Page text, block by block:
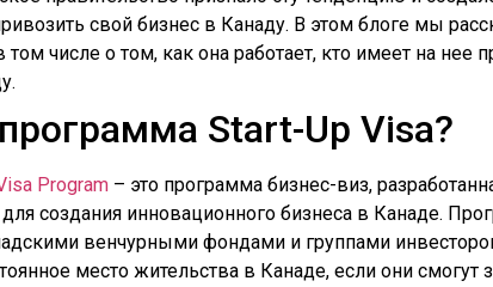
свой бизнес в Канаду. В этом блоге мы
том числе о том, как она работает, кто имеет на
Start-Up Visa?
Program – это программа бизнес-виз,
создания инновационного бизнеса в Канаде.
венчурными фондами и группами
место жительства в Канаде, если они